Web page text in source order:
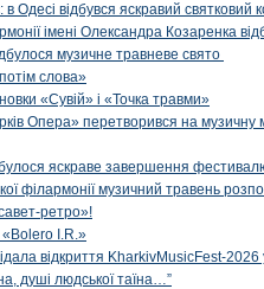
Одесі відбувся яскравий
імені Олександра Козаренка
музичне травневе свято
слова»
«Сувій» і «Точка травми»
Опера» перетворився на музичну
яскраве завершення
філармонії музичний травень
ретро»!
I.R.»
відкриття KharkivMusicFest-2026
душі людської таїна…”